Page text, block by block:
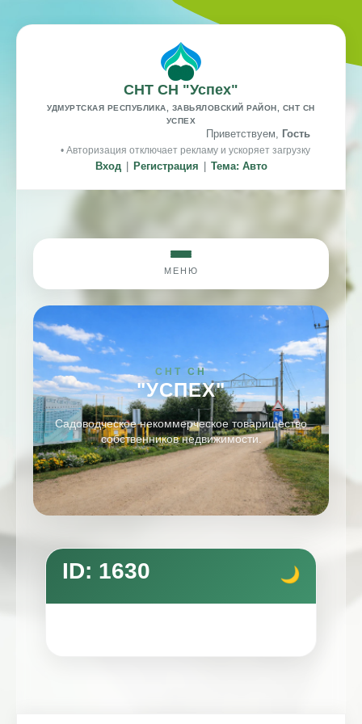
СНТ СН "Успех"
УДМУРТСКАЯ РЕСПУБЛИКА, ЗАВЬЯЛОВСКИЙ РАЙОН, СНТ СН
УСПЕХ
Приветствуем, Гость
• Авторизация отключает рекламу и ускоряет загрузку
Вход Регистрация Тема: Авто
МЕНЮ
СНТ СН
"УСПЕХ"
Садоводческое некоммерческое товарищество
собственников недвижимости.
ID: 1630